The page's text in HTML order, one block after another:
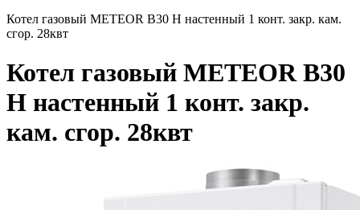
Котел газовый METEOR В30 Н настенный 1 конт. закр. кам.
сгор. 28квт
Котел газовый METEOR В30
Н настенный 1 конт. закр.
кам. сгор. 28квт